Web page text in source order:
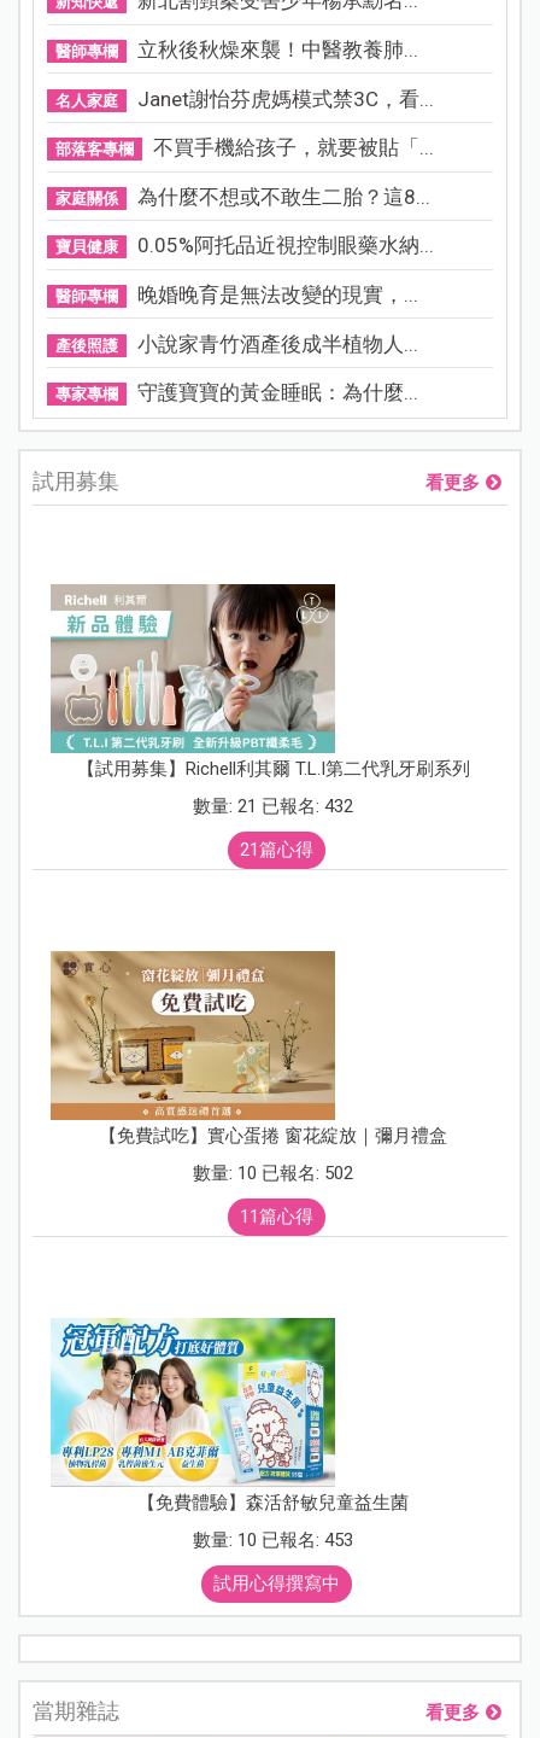
醫師專欄 立秋後秋燥來襲！中醫教養肺...
名人家庭 Janet謝怡芬虎媽模式禁3C，看...
部落客專欄 不買手機給孩子，就要被貼「...
家庭關係 為什麼不想或不敢生二胎？這8...
寶貝健康 0.05%阿托品近視控制眼藥水納...
醫師專欄 晚婚晚育是無法改變的現實，...
產後照護 小說家青竹酒產後成半植物人...
專家專欄 守護寶寶的黃金睡眠：為什麼...
試用募集 看更多
【試用募集】Richell利其爾 T.L.I第二代乳牙刷系列
數量: 21 已報名: 432
21篇心得
【免費試吃】實心蛋捲 窗花綻放｜彌月禮盒
數量: 10 已報名: 502
11篇心得
【免費體驗】森活舒敏兒童益生菌
數量: 10 已報名: 453
試用心得撰寫中
當期雜誌 看更多